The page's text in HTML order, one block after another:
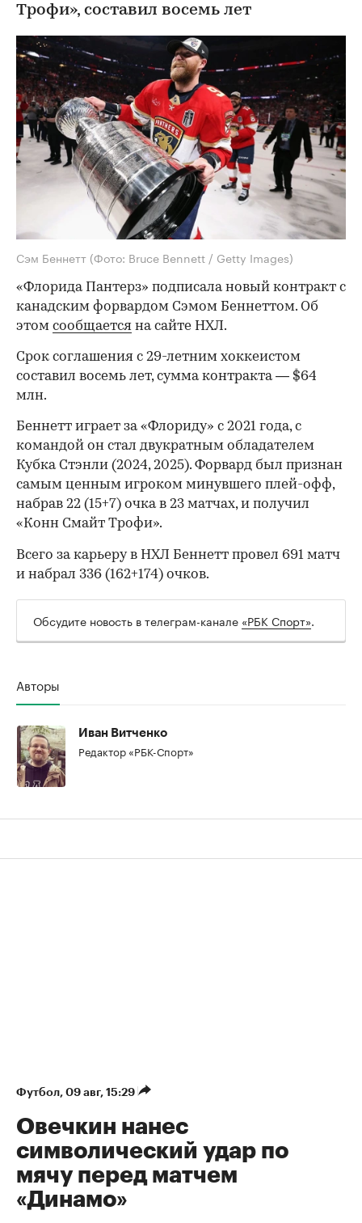
Трофи», составил восемь лет
Сэм Беннетт (Фото: Bruce Bennett / Getty Images)
«Флорида Пантерз» подписала новый контракт с
канадским форвардом Сэмом Беннеттом. Об
этом сообщается на сайте НХЛ.
Срок соглашения с 29-летним хоккеистом
составил восемь лет, сумма контракта — $64
млн.
Беннетт играет за «Флориду» с 2021 года, с
командой он стал двукратным обладателем
Кубка Стэнли (2024, 2025). Форвард был признан
самым ценным игроком минувшего плей-офф,
набрав 22 (15+7) очка в 23 матчах, и получил
«Конн Смайт Трофи».
Всего за карьеру в НХЛ Беннетт провел 691 матч
и набрал 336 (162+174) очков.
Обсудите новость в телеграм-канале «РБК Спорт».
Авторы
Иван Витченко
Редактор «РБК-Спорт»
Футбол⁠, 09 авг, 15:29
Овечкин нанес
символический удар по
мячу перед матчем
«Динамо»